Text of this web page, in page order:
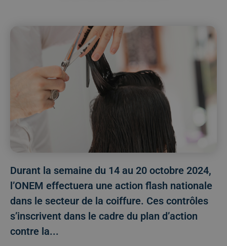
Durant la semaine du 14 au 20 octobre 2024,
l’ONEM effectuera une action flash nationale
dans le secteur de la coiffure. Ces contrôles
s’inscrivent dans le cadre du plan d’action
contre la...